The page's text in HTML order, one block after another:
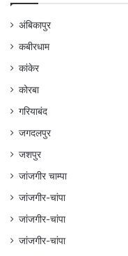
अंबिकापुर
कबीरधाम
कांकेर
कोरबा
गरियाबंद
जगदलपुर
जशपुर
जांजगीर चाम्पा
जांजगीर-चांपा
जांजगीर-चांपा
जांजगीर-चांपा